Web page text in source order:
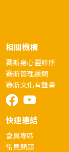
相關機構
賽斯身心靈診所
賽斯管理顧問
賽斯文化有聲書
快速連結
會員專區
常見問題